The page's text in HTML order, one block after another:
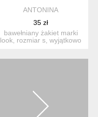
ANTONINA
35 zł
bawełniany żakiet marki
look, rozmiar s, wyjątkowo